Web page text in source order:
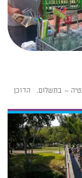
– בתשלום. הדוכן